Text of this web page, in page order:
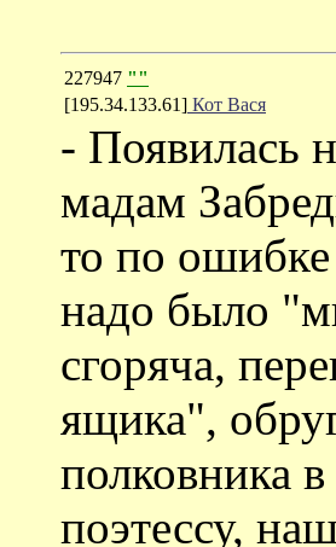
227947 ""
[195.34.133.61] Кот Вася
- Появилась
мадам
то по
надо было
сгоряча,
ящика",
полковника
поэтессу,